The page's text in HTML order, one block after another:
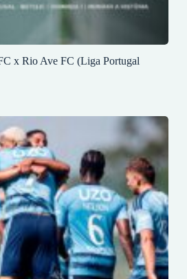
x Rio Ave FC (Liga Portugal